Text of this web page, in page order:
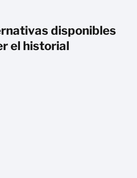
disponibles
el historial